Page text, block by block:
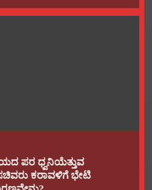
ಪರ ಧ್ವನಿಯೆತ್ತುವ
ಕರಾವಳಿಗೆ ಭೇಟಿ